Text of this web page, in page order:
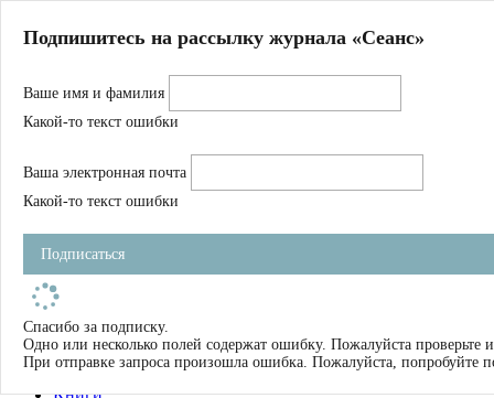
Магазин
Журнал
Школа
Устав
Фильмы
Имена
Тэги
О нас
Журнал
Книги
Подпишитесь на рассылку журнала «Сеанс»
Ваше имя и фамилия
Какой-то текст ошибки
Ваша электронная почта
Какой-то текст ошибки
Подписаться
Спасибо за подписку.
Одно или несколько полей содержат ошибку. Пожалуйста проверьте
При отправке запроса произошла ошибка. Пожалуйста, попробуйте